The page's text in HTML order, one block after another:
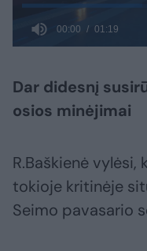
Dar didesnį
osios minėjimai
R.Baškienė
tokioje kritinėje
Seimo pavasario